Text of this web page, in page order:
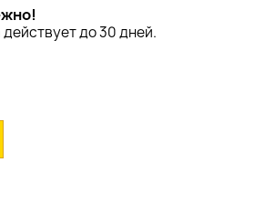
до 30 дней.